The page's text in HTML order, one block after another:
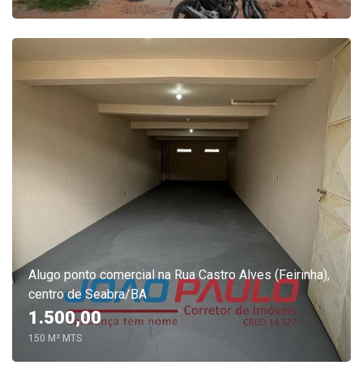
Alugo ponto comercial na Rua Castro Alves (Feirinha),
centro de Seabra/BA
1.500,00
150 M² MTS